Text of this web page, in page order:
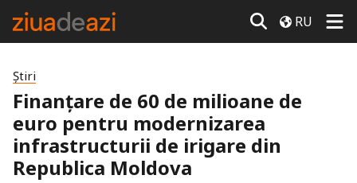
RU
Știri
Finanțare de 60 de milioane de
euro pentru modernizarea
infrastructurii de irigare din
Republica Moldova